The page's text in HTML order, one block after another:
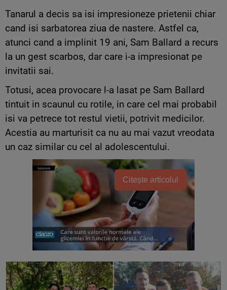
Tanarul a decis sa isi impresioneze prietenii chiar
cand isi sarbatorea ziua de nastere. Astfel ca,
atunci cand a implinit 19 ani, Sam Ballard a recurs
la un gest scarbos, dar care i-a impresionat pe
invitatii sai.
Totusi, acea provocare l-a lasat pe Sam Ballard
tintuit in scaunul cu rotile, in care cel mai probabil
isi va petrece tot restul vietii, potrivit medicilor.
Acestia au marturisit ca nu au mai vazut vreodata
un caz similar cu cel al adolescentului.
Citește articolul